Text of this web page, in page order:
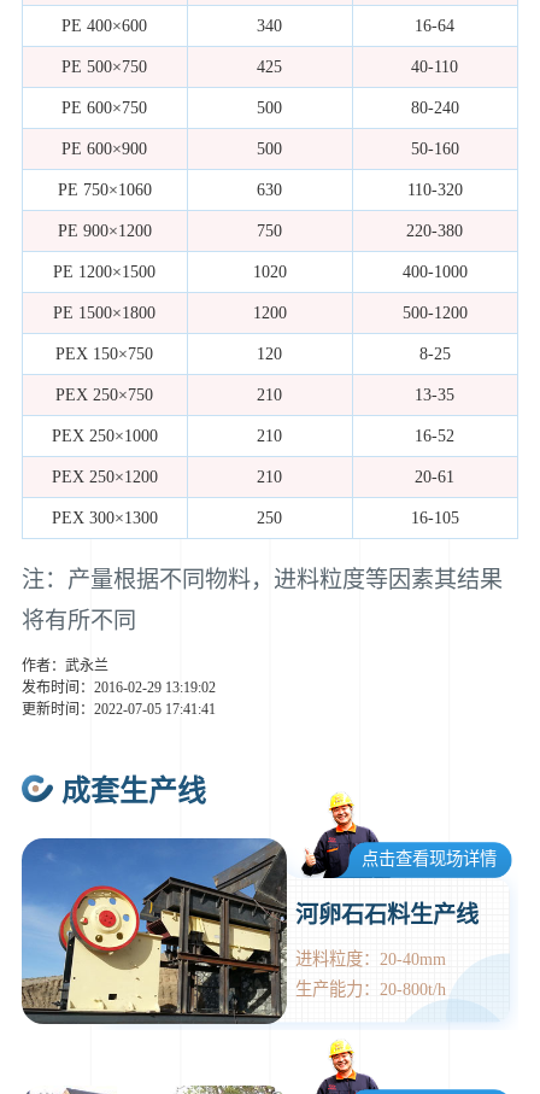
PE 400×600 340 16-64
PE 500×750 425 40-110
PE 600×750 500 80-240
PE 600×900 500 50-160
PE 750×1060 630 110-320
PE 900×1200 750 220-380
PE 1200×1500 1020 400-1000
PE 1500×1800 1200 500-1200
PEX 150×750 120 8-25
PEX 250×750 210 13-35
PEX 250×1000 210 16-52
PEX 250×1200 210 20-61
PEX 300×1300 250 16-105
注：产量根据不同物料，进料粒度等因素其结果
将有所不同
作者：武永兰
发布时间：2016-02-29 13:19:02
更新时间：2022-07-05 17:41:41
成套生产线
点击查看现场详情
河卵石石料生产线
进料粒度：20-40mm
生产能力：20-800t/h